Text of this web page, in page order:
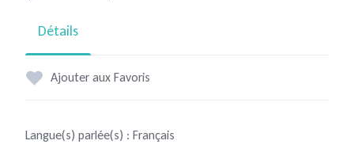
Détails
Ajouter aux Favoris
Langue(s) parlée(s) : Français